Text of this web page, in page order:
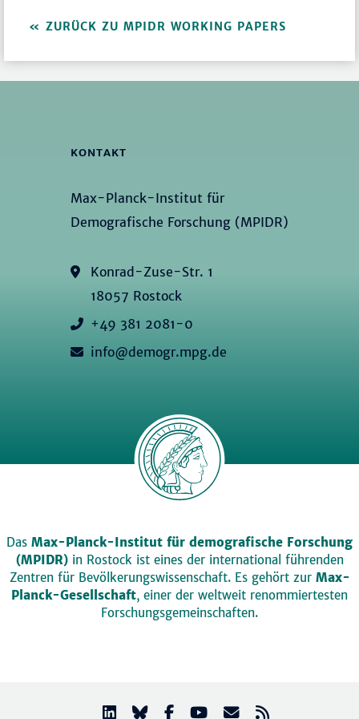
ZURÜCK ZU MPIDR WORKING PAPERS
KONTAKT
Max-Planck-Institut für
Demografische Forschung (MPIDR)
Konrad-Zuse-Str. 1
18057 Rostock
+49 381 2081-0
info@demogr.mpg.de
Das Max-Planck-Institut für demografische Forschung
(MPIDR)in Rostock ist eines der international führenden
Zentren für Bevölkerungswissenschaft. Es gehört zur Max-
Planck-Gesellschaft, einer der weltweit renommiertesten
Forschungsgemeinschaften.